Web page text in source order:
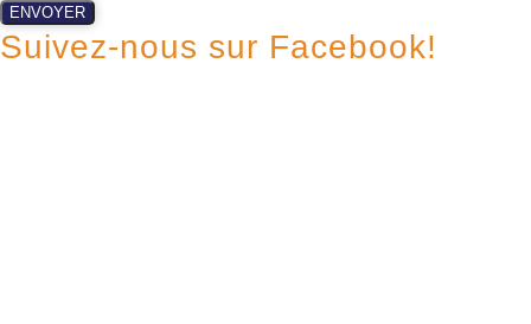
ENVOYER
Suivez-nous sur Facebook!